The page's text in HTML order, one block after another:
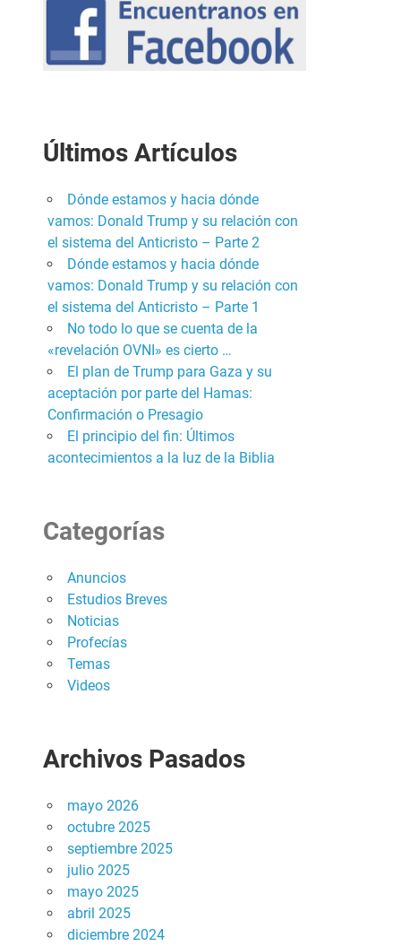
Últimos Artículos
Dónde estamos y hacia dónde
vamos: Donald Trump y su relación con
el sistema del Anticristo – Parte 2
Dónde estamos y hacia dónde
vamos: Donald Trump y su relación con
el sistema del Anticristo – Parte 1
No todo lo que se cuenta de la
«revelación OVNI» es cierto …
El plan de Trump para Gaza y su
aceptación por parte del Hamas:
Confirmación o Presagio
El principio del fin: Últimos
acontecimientos a la luz de la Biblia
Categorías
Anuncios
Estudios Breves
Noticias
Profecías
Temas
Videos
Archivos Pasados
mayo 2026
octubre 2025
septiembre 2025
julio 2025
mayo 2025
abril 2025
diciembre 2024